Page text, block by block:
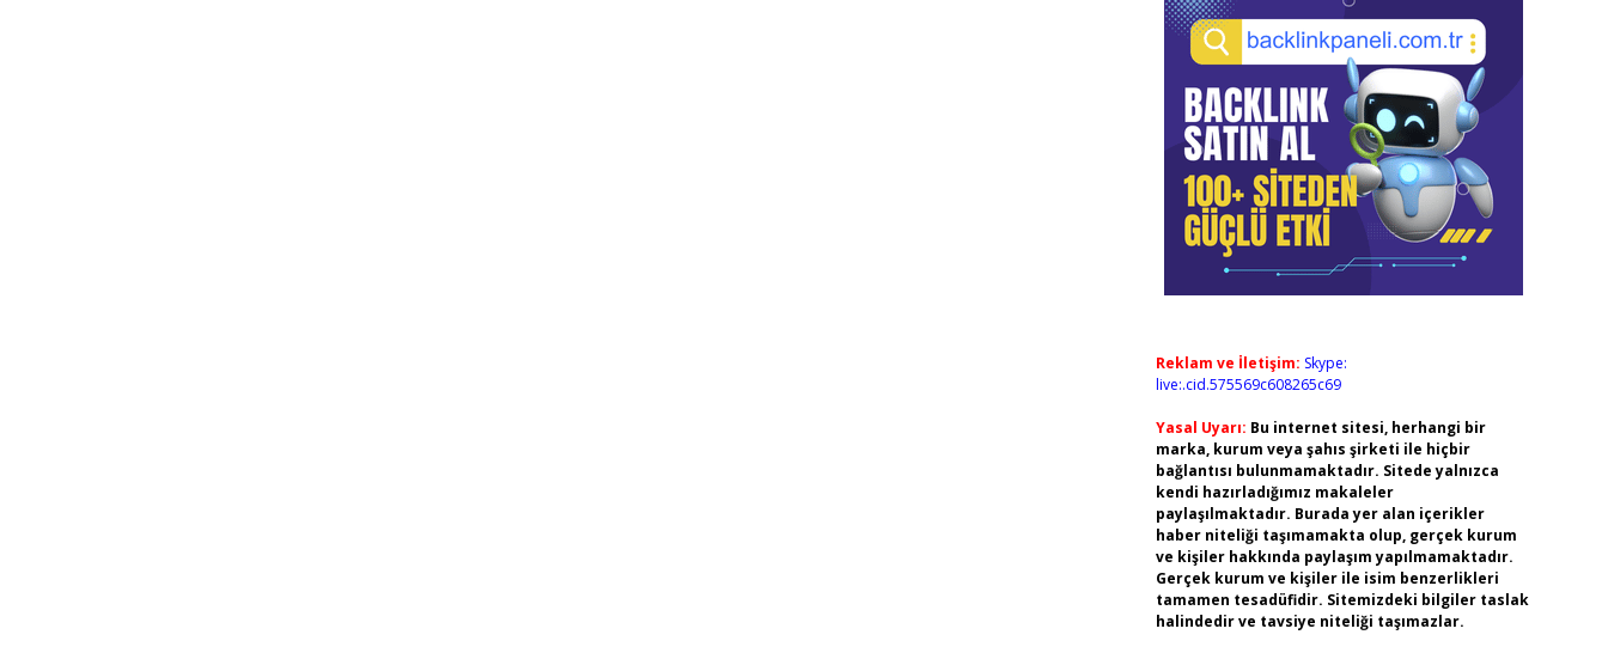
Reklam ve İletişim: Skype:
live:.cid.575569c608265c69
Yasal Uyarı: Bu internet sitesi, herhangi bir
marka, kurum veya şahıs şirketi ile hiçbir
bağlantısı bulunmamaktadır. Sitede yalnızca
kendi hazırladığımız makaleler
paylaşılmaktadır. Burada yer alan içerikler
haber niteliği taşımamakta olup, gerçek kurum
ve kişiler hakkında paylaşım yapılmamaktadır.
Gerçek kurum ve kişiler ile isim benzerlikleri
tamamen tesadüfidir. Sitemizdeki bilgiler taslak
halindedir ve tavsiye niteliği taşımazlar.